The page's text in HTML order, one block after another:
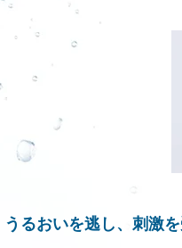
うるおいを逃し、刺激